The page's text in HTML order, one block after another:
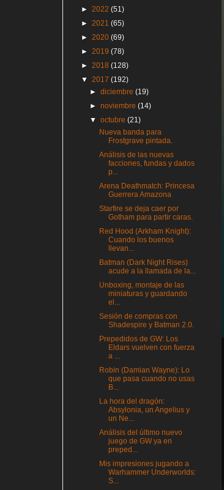
► 2022 (51)
► 2021 (65)
► 2020 (69)
► 2019 (78)
► 2018 (128)
▼ 2017 (192)
►diciembre(19)
►noviembre(14)
▼octubre(21)
Nueva banda para
Frostgrave pintada.
Análisis de las nuevas
facciones, fundas y dados
p...
Arena Deathmatch: Princesa
Guerrera Amazona
Starfire se deja caer por
Gotham para partir caras.
Red Hood (Arkham Knight):
Cuando los buenos
llevan...
Batman (Dark Night Rises)
acude a la llamada de la...
Unboxing, montaje de las
miniaturas y guardando
el...
Sesión de compras con
Shadespire y Batman 2.0.
Prepedidos de GW: Los
Eldars vuelven con fuerza
a ...
Robin (Damian Wayne): Lo
que pasa cuando no usas
B...
La hora del dragón:
Absylonia, un Angelius y
un Ne...
Análisis del último nuevo
juego de GW ya en
preped...
Mis impresiones jugando a
Warhammer Underworlds:
S...